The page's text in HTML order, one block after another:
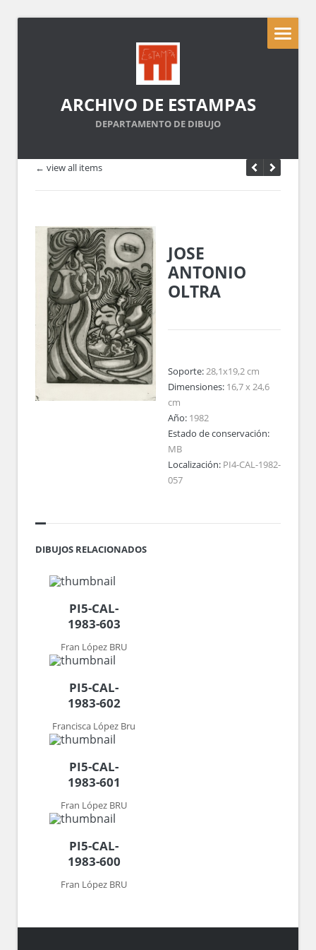
ARCHIVO DE ESTAMPAS
DEPARTAMENTO DE DIBUJO
← view all items
JOSE
ANTONIO
OLTRA
Soporte:28,1x19,2 cm
Dimensiones: 16,7 x 24,6
cm
Año: 1982
Estado de conservación:
MB
Localización: PI4-CAL-1982-
057
DIBUJOS RELACIONADOS
PI5-CAL-
1983-603
Fran López BRU
PI5-CAL-
1983-602
Francisca López Bru
PI5-CAL-
1983-601
Fran López BRU
PI5-CAL-
1983-600
Fran López BRU